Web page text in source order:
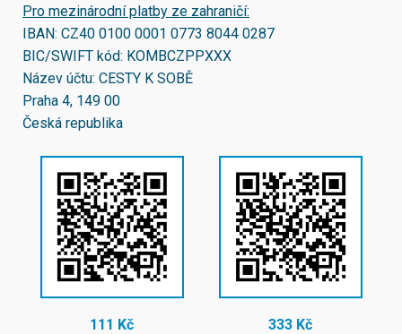
Pro mezinárodní platby ze zahraničí:
IBAN: CZ40 0100 0001 0773 8044 0287
BIC/SWIFT kód: KOMBCZPPXXX
Název účtu: CESTY K SOBĚ
Praha 4, 149 00
Česká republika
111 Kč 333 Kč